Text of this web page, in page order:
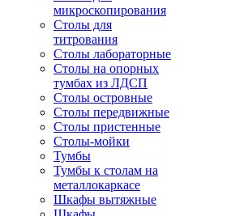
микроскопирования
Столы для
титрования
Столы лабораторные
Столы на опорных
тумбах из ЛДСП
Столы островные
Столы передвижные
Столы пристенные
Столы-мойки
Тумбы
Тумбы к столам на
металлокаркасе
Шкафы вытяжные